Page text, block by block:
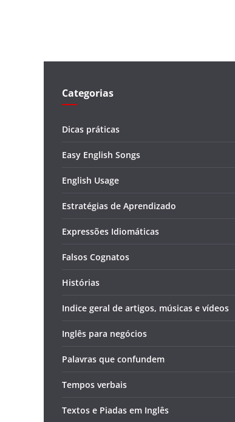
Categorias
Dicas práticas
Easy English Songs
English Usage
Estratégias de Aprendizado
Expressões Idiomáticas
Falsos Cognatos
Histórias
Indice geral de artigos, músicas e vídeos
Inglês para negócios
Palavras que confundem
Tempos verbais
Textos e Piadas em Inglês